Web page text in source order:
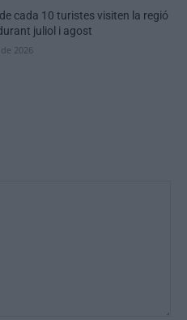
cada 10 turistes visiten la regió
juliol i agost
2026